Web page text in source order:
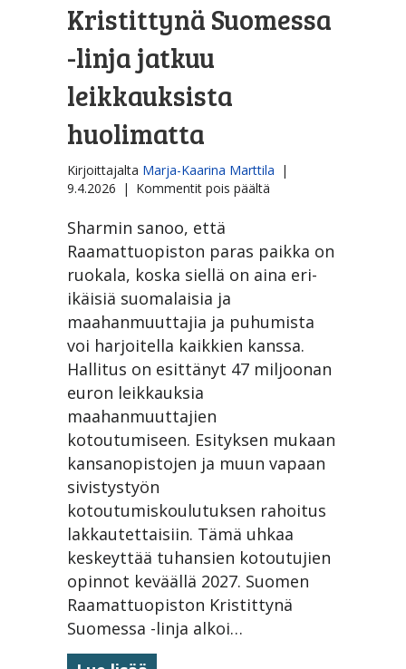
Kristittynä Suomessa
-linja ­jatkuu
leikkauksista
huolimatta
Kirjoittajalta Marja-Kaarina Marttila |
9.4.2026 | Kommentit pois päältä
linja
­
leikkauksista
huolimatta
Sharmin sanoo, että
Raamattuopiston paras paikka on
ruokala, koska siellä on aina eri-
ikäisiä suomalaisia ja
maahanmuuttajia ja puhumista
voi harjoitella kaikkien kanssa.
Hallitus on esittänyt 47 miljoonan
euron leikkauksia
maahanmuuttajien
kotoutumiseen. Esityksen mukaan
kansanopistojen ja muun vapaan
sivistystyön
kotoutumiskoulutuksen rahoitus
lakkautettaisiin. Tämä uhkaa
keskeyttää tuhansien kotoutujien
opinnot keväällä 2027. Suomen
Raamattuopiston Kristittynä
Suomessa -linja alkoi…